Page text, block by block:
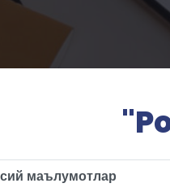
маълумотлар